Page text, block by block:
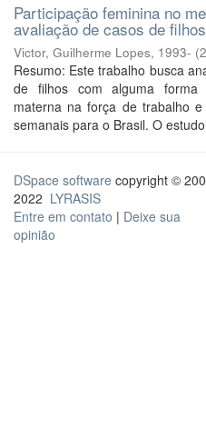
Participação feminina no
avaliação de casos de
Victor, Guilherme Lopes, 1993- (
Resumo: Este trabalho busca
de filhos com alguma forma
materna na força de trabalho
semanais para o Brasil. O
DSpace software copyright ©
2022 LYRASIS
Entre em contato | Deixe sua
opinião